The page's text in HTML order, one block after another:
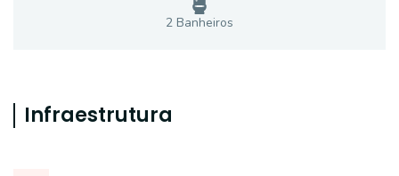
2 Banheiros
Infraestrutura